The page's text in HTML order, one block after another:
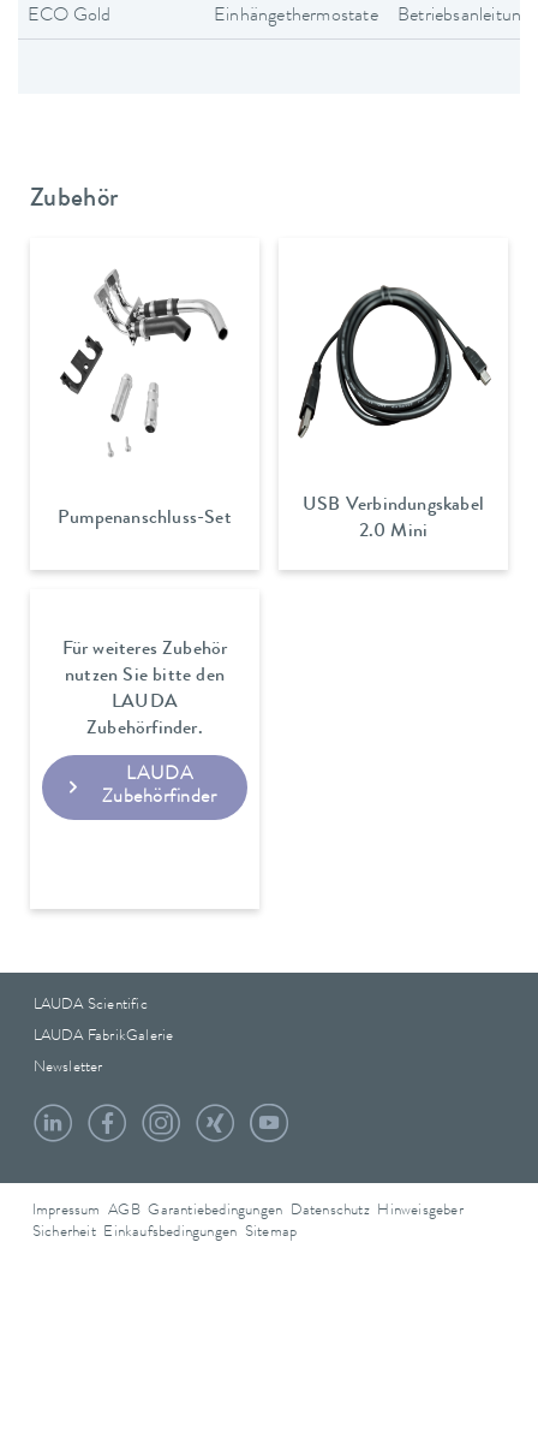
ECO Gold Einhängethermostate Betriebsanleitung
Zubehör
Pumpenanschluss-Set
USB Verbindungskabel
2.0 Mini
Für weiteres Zubehör
nutzen Sie bitte den
LAUDA
Zubehörfinder.
LAUDA
Zubehörfinder
LAUDA Scientific
LAUDA FabrikGalerie
Newsletter
Impressum AGB Garantiebedingungen Datenschutz Hinweisgeber
Sicherheit Einkaufsbedingungen Sitemap